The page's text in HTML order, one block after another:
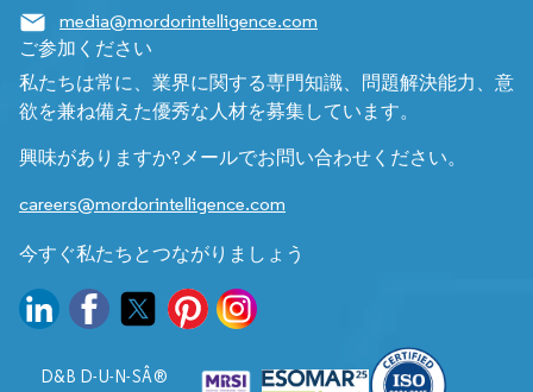
media@mordorintelligence.com
ご参加ください
私たちは常に、業界に関する専門知識、問題解決能力、意
欲を兼ね備えた優秀な人材を募集しています。
興味がありますか?メールでお問い合わせください。
careers@mordorintelligence.com
今すぐ私たちとつながりましょう
D&B D-U-N-SÂ®